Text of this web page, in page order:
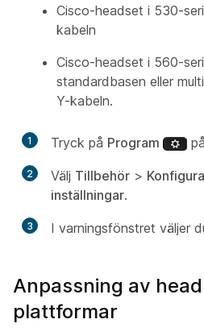
Cisco-headset i 530-
kabeln
Cisco-headset i 560-
standardbasen eller
Y-kabeln.
1 Tryck på Program
2 Välj Tillbehör >
inställningar.
3 I varningsfönstret väljer
Anpassning av
plattformar